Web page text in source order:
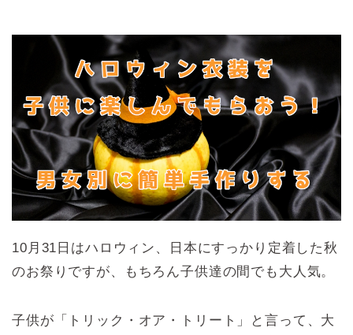
10月31日はハロウィン、日本にすっかり定着した秋
のお祭りですが、もちろん子供達の間でも大人気。
子供が「トリック・オア・トリート」と言って、大